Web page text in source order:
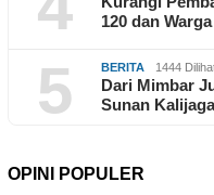
120 dan
5 BERITA 1444
Dari Mimbar
Sunan
OPINI POPULER